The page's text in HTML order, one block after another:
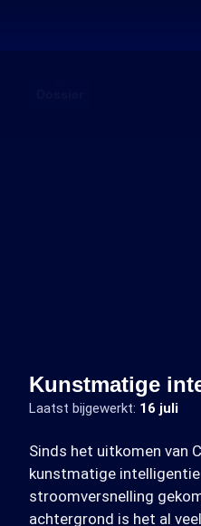
Kunstmatige
Laatst bijgewerkt: 16 juli
Sinds het uitkomen van
kunstmatige intelligentie
stroomversnelling
achtergrond is het al